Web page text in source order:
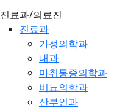
진료과/의료진
진료과
가정의학과
내과
마취통증의학과
비뇨의학과
산부인과